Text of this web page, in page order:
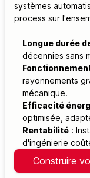
systèmes
process sur
Longue durée
décennies sans
rayonnements
mécanique.
Efficacité
optimisée,
Rentabilité :
d'ingénierie
Construire